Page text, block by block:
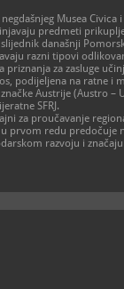
Musea Civica
predmeti
današnji
razni tipovi
za zasluge
podijeljena na ratne i
Austrije (Austro –
SFRJ.
za proučavanje
prvom redu
razvoju i